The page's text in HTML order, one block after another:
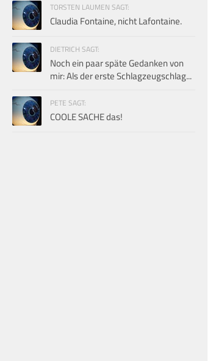
TORSTEN LAUMEN SAGT:
Claudia Fontaine, nicht Lafontaine.
DIETRICH SAGT:
Noch ein paar späte Gedanken von
mir: Als der erste Schlagzeugschlag...
PETE SAGT:
COOLE SACHE das!